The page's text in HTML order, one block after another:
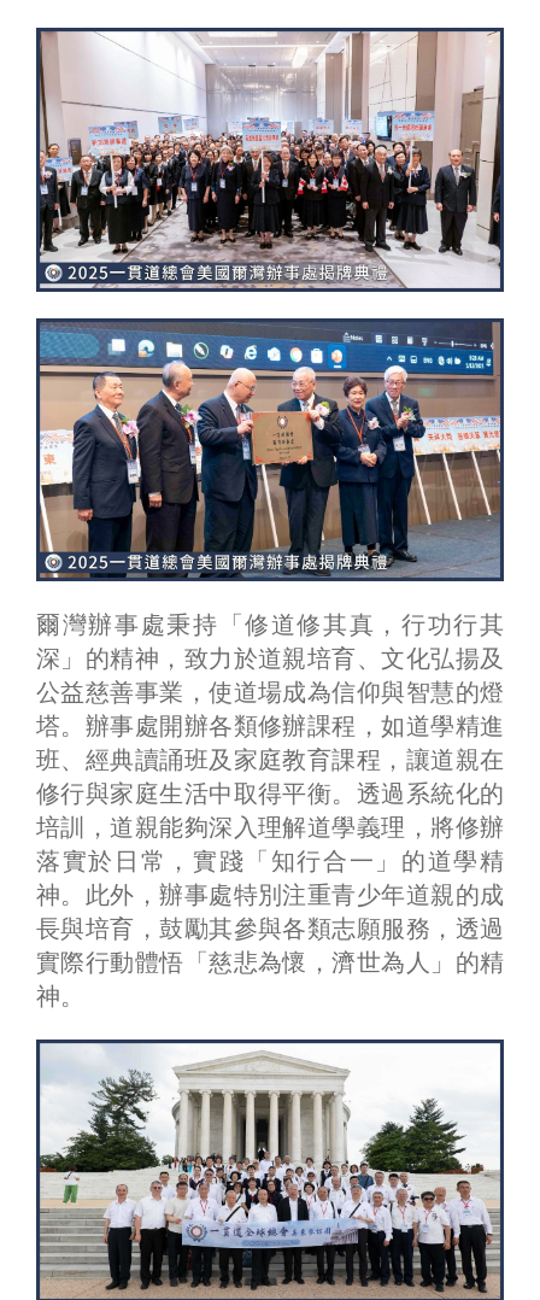
爾灣辦事處秉持「修道修其真，行功行其
深」的精神，致力於道親培育、文化弘揚及
公益慈善事業，使道場成為信仰與智慧的燈
塔。辦事處開辦各類修辦課程，如道學精進
班、經典讀誦班及家庭教育課程，讓道親在
修行與家庭生活中取得平衡。透過系統化的
培訓，道親能夠深入理解道學義理，將修辦
落實於日常，實踐「知行合一」的道學精
神。此外，辦事處特別注重青少年道親的成
長與培育，鼓勵其參與各類志願服務，透過
實際行動體悟「慈悲為懷，濟世為人」的精
神。